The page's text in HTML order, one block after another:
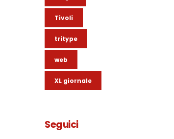
Tivoli
tritype
web
XL giornale
Seguici